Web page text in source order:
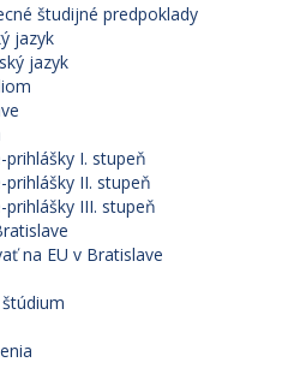
študijné predpoklady
jazyk
jazyk
I. stupeň
II. stupeň
III. stupeň
na EU v Bratislave